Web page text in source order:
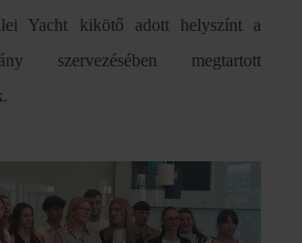
Yacht kikötő adott helyszínt a
szervezésében megtartott